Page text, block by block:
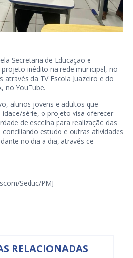
Secretaria de Educação e
projeto inédito na rede municipal, no
através da TV Escola Juazeiro e do
no YouTube.
alunos jovens e adultos que
idade/série, o projeto visa oferecer
de escolha para realização das
conciliando estudo e outras atividades
no dia a dia, através de
Seduc/PMJ
RELACIONADAS